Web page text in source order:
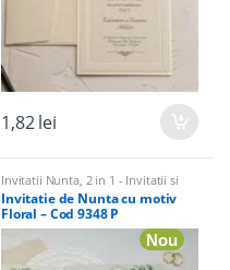
1,82lei
Invitatii Nunta, 2 in 1 - Invitatii si
Marturii Nunta si Botez Invitatii de
nunta cu flori si fluturi,Invitatii
elegante ,Invitatii Nunta si Botez 2
in 1
Invitatie de Nunta cu motiv
Floral – Cod 9348 P
Nou